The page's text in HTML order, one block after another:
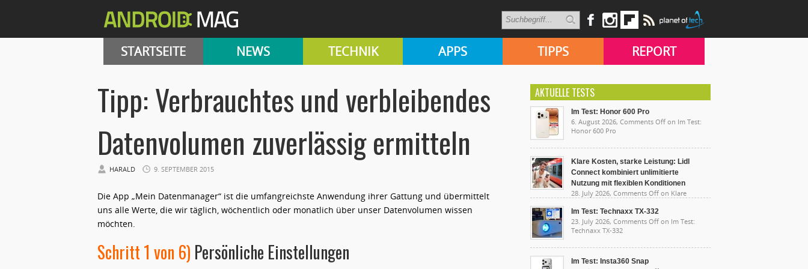
STARTSEITE NEWS TECHNIK APPS TIPPS REPORT
Tipp: Verbrauchtes und verbleibendes
Datenvolumen zuverlässig ermitteln
HARALD 9. SEPTEMBER 2015
Die App „Mein Datenmanager“ ist die umfangreichste Anwendung ihrer Gattung und übermittelt
uns alle Werte, die wir täglich, wöchentlich oder monatlich über unser Datenvolumen wissen
möchten.
Schritt 1 von 6) Persönliche Einstellungen
AKTUELLE TESTS
Im Test: Honor 600 Pro
6. August 2026, Comments Off on Im Test:
Honor 600 Pro
Klare Kosten, starke Leistung: Lidl
Connect kombiniert unlimitierte
Nutzung mit flexiblen Konditionen
28. July 2026, Comments Off on Klare
unlimitierte Nutzung mit flexiblen Konditionen
Im Test: Technaxx TX-332
23. July 2026, Comments Off on Im Test:
Technaxx TX-332
Im Test: Insta360 Snap